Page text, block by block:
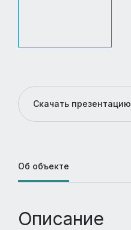
Скачать презентацию
Об объекте
Описание